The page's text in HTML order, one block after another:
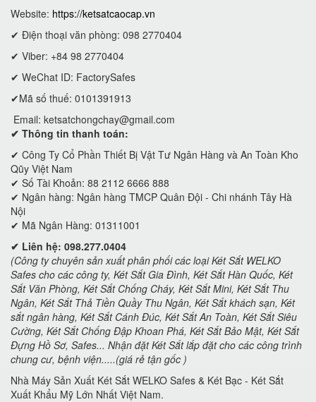
Website: https://ketsatcaocap.vn
✔ Điện thoại văn phòng: 098 2770404
✔ Viber: +84 98 2770404
✔ WeChat ID: FactorySafes
✔Mã số thuế: 0101391913
Email: ketsatchongchay@gmail.com
✔ Thông tin thanh toán:
✔ Công Ty Cổ Phần Thiết Bị Vật Tư Ngân Hàng và An Toàn Kho
Qũy Việt Nam
✔ Số Tài Khoản: 88 2112 6666 888
✔ Ngân hàng: Ngân hàng TMCP Quân Đội - Chi nhánh Tây Hà
Nội
✔ Mã Ngân Hàng: 01311001
✔ Liên hệ: 098.277.0404
(Công ty chuyên sản xuất phân phối các loại Két Sắt WELKO
Safes cho các công ty, Két Sắt Gia Đình, Két Sắt Hàn Quốc, Két
Sắt Văn Phòng, Két Sắt Chống Cháy, Két Sắt Mini, Két Sắt Thu
Ngân, Két Sắt Thả Tiền Quầy Thu Ngân, Két Sắt khách sạn, Két
sắt ngân hàng, Két Sắt Cánh Đúc, Két Sắt An Toàn, Két Sắt Siêu
Cường, Két Sắt Chống Đập Khoan Phá, Két Sắt Bảo Mật, Két Sắt
Đựng Hồ Sơ, Safes... Nhận đặt Két Sắt lắp đặt cho các công trình
chung cư, bệnh viện.....(giá rẻ tận gốc )
Nhà Máy Sản Xuất Két Sắt WELKO Safes & Két Bạc - Két Sắt
Xuất Khẩu Mỹ Lớn Nhất Việt Nam.